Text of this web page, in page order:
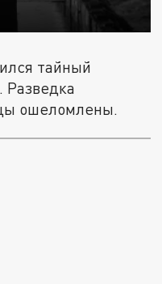
тайный
Разведка
ошеломлены.